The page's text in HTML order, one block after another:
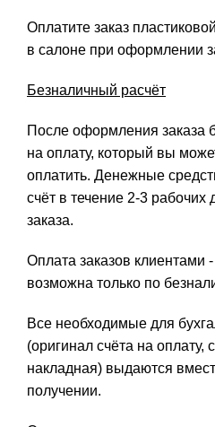
Оплатите заказ
в салоне при оформлении
Безналичный расчёт
После оформления заказа
на оплату, который вы
оплатить. Денежные
счёт в течение 2-3 рабочих
заказа.
Оплата заказов клиентами
возможна только по
Все необходимые для
(оригинал счёта на оплату,
накладная) выдаются
получении.